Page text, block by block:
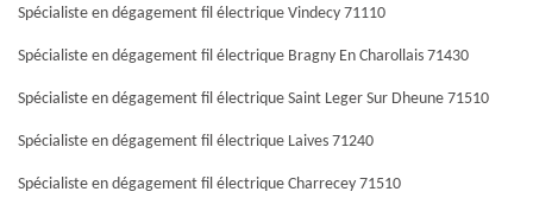
Spécialiste en dégagement fil électrique Vindecy 71110
Spécialiste en dégagement fil électrique Bragny En Charollais 71430
Spécialiste en dégagement fil électrique Saint Leger Sur Dheune 71510
Spécialiste en dégagement fil électrique Laives 71240
Spécialiste en dégagement fil électrique Charrecey 71510